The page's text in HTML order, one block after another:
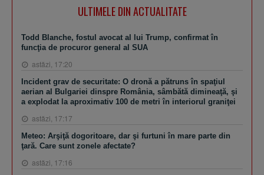
ULTIMELE DIN ACTUALITATE
Todd Blanche, fostul avocat al lui Trump, confirmat în
funcţia de procuror general al SUA
astăzi, 17:20
Incident grav de securitate: O dronă a pătruns în spaţiul
aerian al Bulgariei dinspre România, sâmbătă dimineaţă, şi
a explodat la aproximativ 100 de metri în interiorul graniţei
astăzi, 17:17
Meteo: Arşiţă dogoritoare, dar şi furtuni în mare parte din
ţară. Care sunt zonele afectate?
astăzi, 17:16